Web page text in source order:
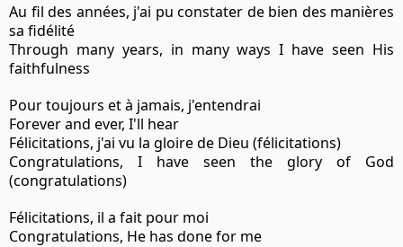
Au fil des années, j'ai pu constater de bien des manières
sa fidélité
Through many years, in many ways I have seen His
faithfulness
Pour toujours et à jamais, j'entendrai
Forever and ever, I'll hear
Félicitations, j'ai vu la gloire de Dieu (félicitations)
Congratulations, I have seen the glory of God
(congratulations)
Félicitations, il a fait pour moi
Congratulations, He has done for me